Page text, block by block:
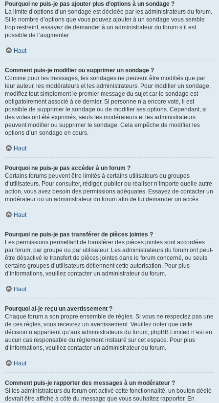
Pourquoi ne puis-je pas ajouter plus d’options à un sondage ?
La limite d’options d’un sondage est décidée par les administrateurs du forum.
Si le nombre d’options que vous pouvez ajouter à un sondage vous semble
trop restreint, essayez de demander à un administrateur du forum s’il est
possible de l’augmenter.
Haut
Comment puis-je modifier ou supprimer un sondage ?
Comme pour les messages, les sondages ne peuvent être modifiés que par
leur auteur, les modérateurs et les administrateurs. Pour modifier un sondage,
modifiez tout simplement le premier message du sujet car le sondage est
obligatoirement associé à ce dernier. Si personne n’a encore voté, il est
possible de supprimer le sondage ou de modifier ses options. Cependant, si
des votes ont été exprimés, seuls les modérateurs et les administrateurs
peuvent modifier ou supprimer le sondage. Cela empêche de modifier les
options d’un sondage en cours.
Haut
Pourquoi ne puis-je pas accéder à un forum ?
Certains forums peuvent être limités à certains utilisateurs ou groupes
d’utilisateurs. Pour consulter, rédiger, publier ou réaliser n’importe quelle autre
action, vous avez besoin des permissions adéquates. Essayez de contacter un
modérateur ou un administrateur du forum afin de lui demander un accès.
Haut
Pourquoi ne puis-je pas transférer de pièces jointes ?
Les permissions permettant de transférer des pièces jointes sont accordées
par forum, par groupe ou par utilisateur. Les administrateurs du forum ont peut-
être désactivé le transfert de pièces jointes dans le forum concerné, ou seuls
certains groupes d’utilisateurs détiennent cette autorisation. Pour plus
d’informations, veuillez contacter un administrateur du forum.
Haut
Pourquoi ai-je reçu un avertissement ?
Chaque forum a son propre ensemble de règles. Si vous ne respectez pas une
de ces règles, vous recevrez un avertissement. Veuillez noter que cette
décision n’appartient qu’aux administrateurs du forum, phpBB Limited n’est en
aucun cas responsable du règlement instauré sur cet espace. Pour plus
d’informations, veuillez contacter un administrateur du forum.
Haut
Comment puis-je rapporter des messages à un modérateur ?
Si les administrateurs du forum ont activé cette fonctionnalité, un bouton dédié
devrait être affiché à côté du message que vous souhaitez rapporter. En